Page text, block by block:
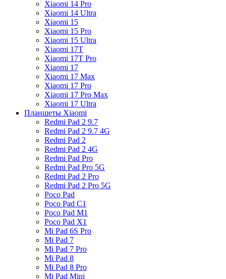
Xiaomi 14 Pro
Xiaomi 14 Ultra
Xiaomi 15
Xiaomi 15 Pro
Xiaomi 15 Ultra
Xiaomi 17T
Xiaomi 17T Pro
Xiaomi 17
Xiaomi 17 Max
Xiaomi 17 Pro
Xiaomi 17 Pro Max
Xiaomi 17 Ultra
Планшеты Xiaomi
Redmi Pad 2 9.7
Redmi Pad 2 9.7 4G
Redmi Pad 2
Redmi Pad 2 4G
Redmi Pad Pro
Redmi Pad Pro 5G
Redmi Pad 2 Pro
Redmi Pad 2 Pro 5G
Poco Pad
Poco Pad C1
Poco Pad M1
Poco Pad X1
Mi Pad 6S Pro
Mi Pad 7
Mi Pad 7 Pro
Mi Pad 8
Mi Pad 8 Pro
Mi Pad Mini